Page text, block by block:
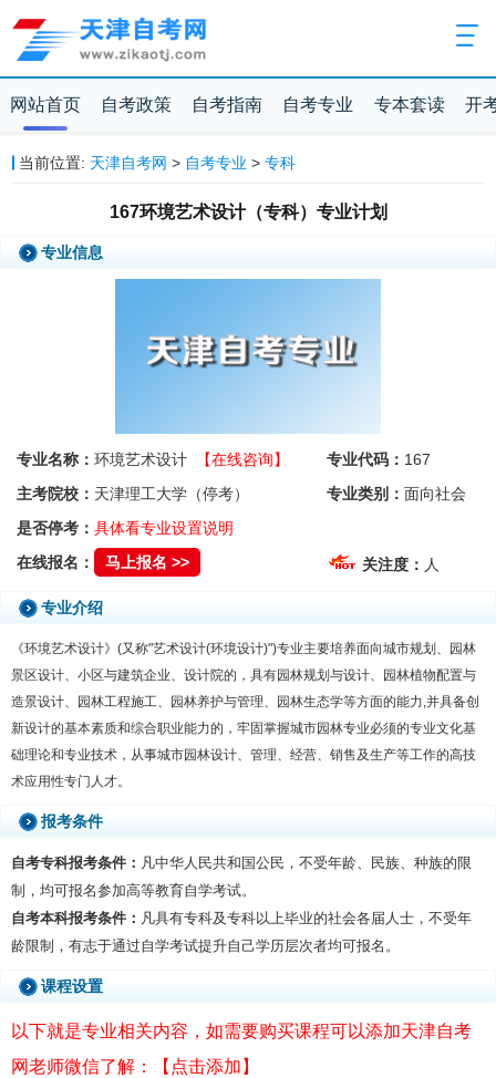
网站首页 自考政策 自考指南 自考专业 专本套读 开
当前位置: 天津自考网 > 自考专业 > 专科
167环境艺术设计（专科）专业计划
专业信息
专业名称：环境艺术设计 【在线咨询】 专业代码： 167
主考院校： 天津理工大学（停考） 专业类别：面向社会
是否停考：具体看专业设置说明
在线报名：
马上报名 >> 关注度： 人
专业介绍
《环境艺术设计》(又称"艺术设计(环境设计)")专业主要培养面向城市规划、园林
景区设计、小区与建筑企业、设计院的，具有园林规划与设计、园林植物配置与
造景设计、园林工程施工、园林养护与管理、园林生态学等方面的能力,并具备创
新设计的基本素质和综合职业能力的，牢固掌握城市园林专业必须的专业文化基
础理论和专业技术，从事城市园林设计、管理、经营、销售及生产等工作的高技
术应用性专门人才。
报考条件
自考专科报考条件： 凡中华人民共和国公民，不受年龄、民族、种族的限
制，均可报名参加高等教育自学考试。
自考本科报考条件： 凡具有专科及专科以上毕业的社会各届人士，不受年
龄限制，有志于通过自学考试提升自己学历层次者均可报名。
课程设置
以下就是专业相关内容，如需要购买课程可以添加天津自考
网老师微信了解：【点击添加】